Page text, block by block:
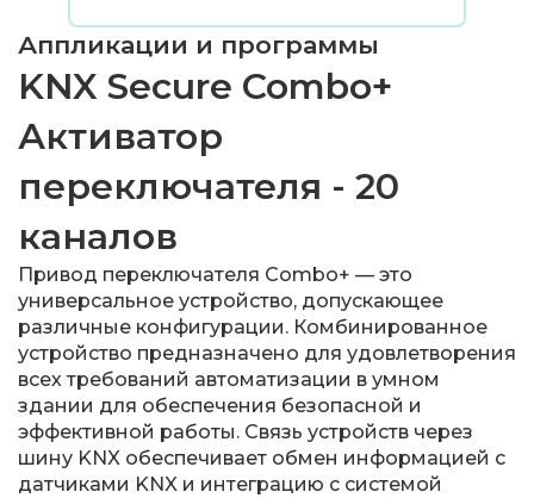
Аппликации и программы
KNX Secure Combo+
Активатор
переключателя - 20
каналов
Привод переключателя Combo+ — это
универсальное устройство, допускающее
различные конфигурации. Комбинированное
устройство предназначено для удовлетворения
всех требований автоматизации в умном
здании для обеспечения безопасной и
эффективной работы. Связь устройств через
шину KNX обеспечивает обмен информацией с
датчиками KNX и интеграцию с системой